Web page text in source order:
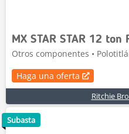
Otros componentes •
Haga una oferta
Ritchie
Subasta